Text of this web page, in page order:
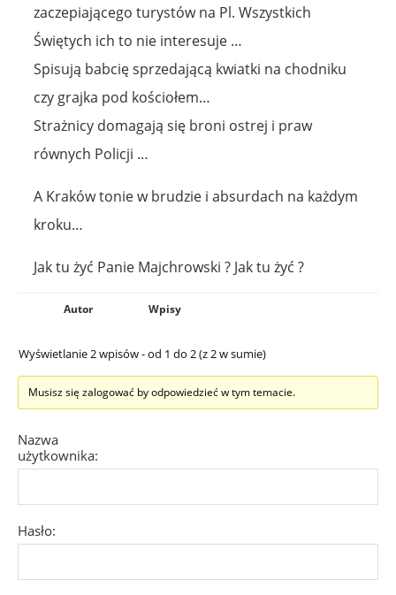
zaczepiającego turystów na Pl. Wszystkich
Świętych ich to nie interesuje …
Spisują babcię sprzedającą kwiatki na chodniku
czy grajka pod kościołem…
Strażnicy domagają się broni ostrej i praw
równych Policji …
A Kraków tonie w brudzie i absurdach na każdym
kroku…
Jak tu żyć Panie Majchrowski ? Jak tu żyć ?
Autor Wpisy
Wyświetlanie 2 wpisów - od 1 do 2 (z 2 w sumie)
Musisz się zalogować by odpowiedzieć w tym temacie.
Nazwa
użytkownika:
Hasło: